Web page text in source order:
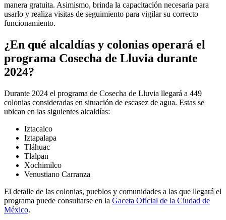
manera gratuita. Asimismo, brinda la capacitación necesaria para
usarlo y realiza visitas de seguimiento para vigilar su correcto
funcionamiento.
¿En qué alcaldías y colonias operará el
programa Cosecha de Lluvia durante
2024?
Durante 2024 el programa de Cosecha de Lluvia llegará a 449
colonias consideradas en situación de escasez de agua. Estas se
ubican en las siguientes alcaldías:
Iztacalco
Iztapalapa
Tláhuac
Tlalpan
Xochimilco
Venustiano Carranza
El detalle de las colonias, pueblos y comunidades a las que llegará el
programa puede consultarse en la Gaceta Oficial de la Ciudad de
México.